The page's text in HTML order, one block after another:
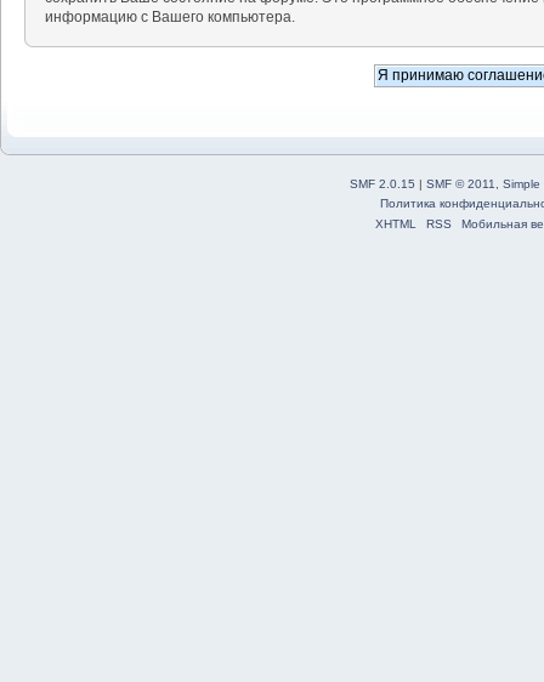
информацию с Вашего компьютера.
SMF 2.0.15 | SMF © 2011
Simple
Политика
XHTML
RSS Мобильная